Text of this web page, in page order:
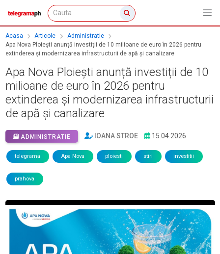
Acasa Articole
Administratie
Apa Nova Ploiești anunță investiții de 10 milioane de euro în 2026 pentru
extinderea și modernizarea infrastructurii de apă și canalizare
Apa Nova Ploiești anunță investiții de 10
milioane de euro în 2026 pentru
extinderea și modernizarea infrastructurii
de apă și canalizare
ADMINISTRATIE IOANA STROE 15.04.2026
telegrama Apa Nova ploiesti stiri investitii
prahova